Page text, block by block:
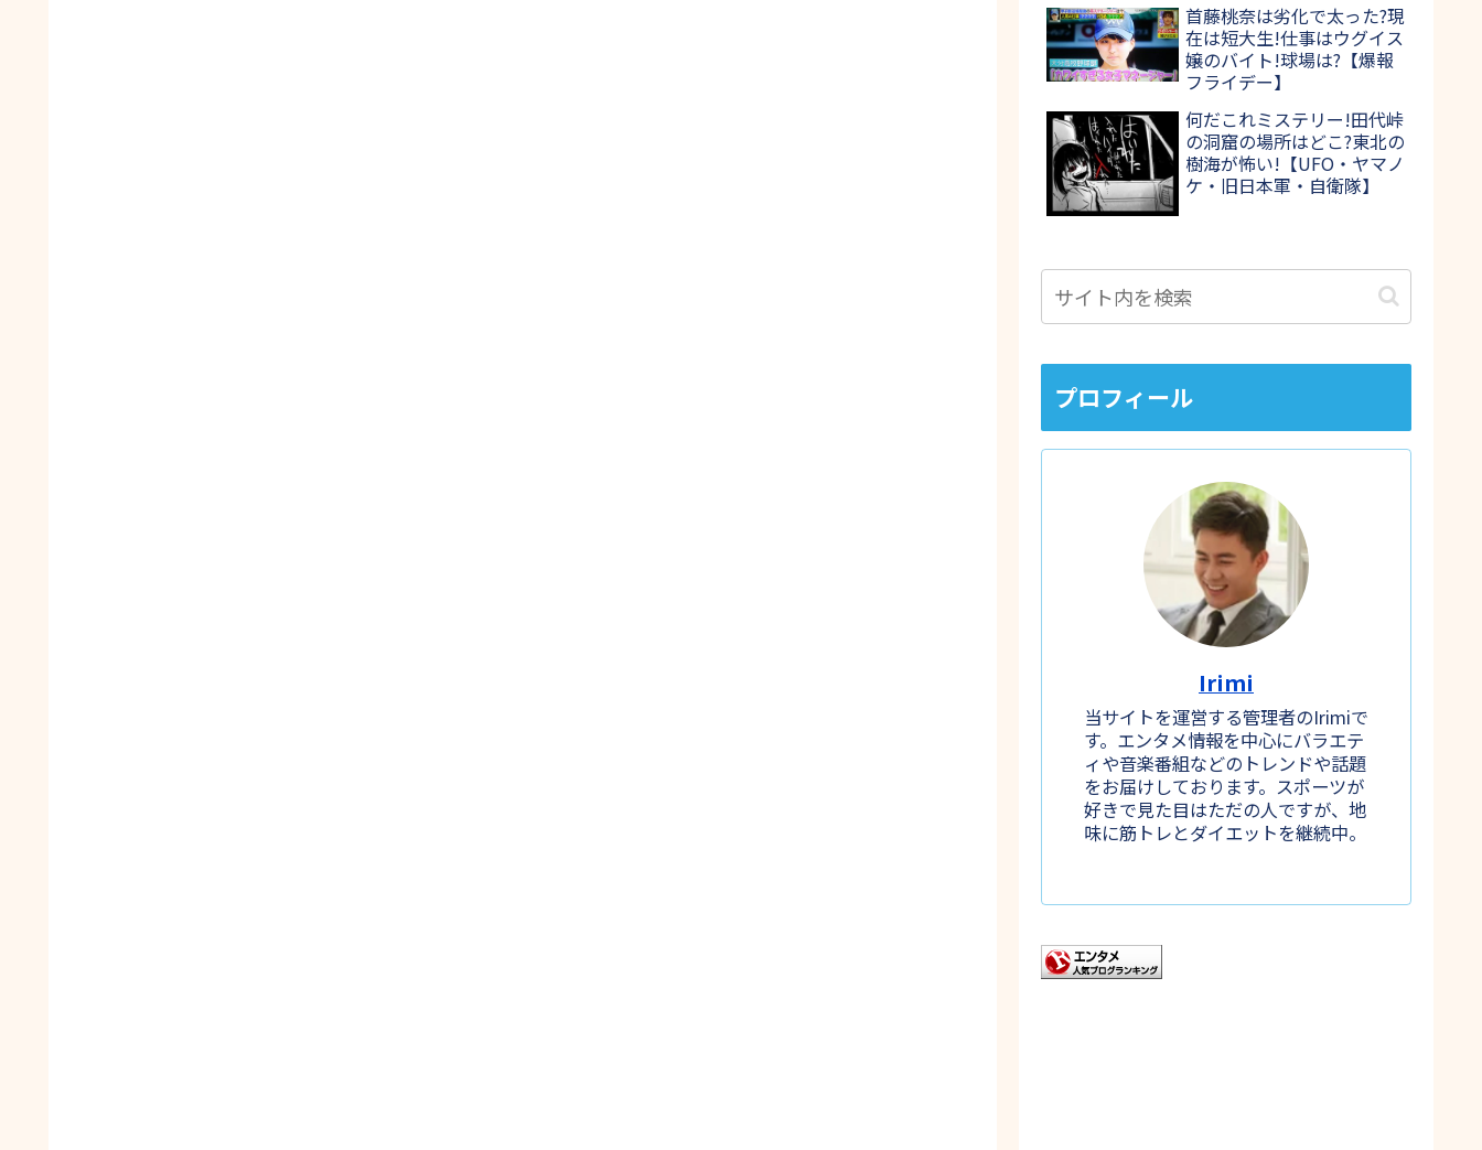
首藤桃奈は劣化で太った?現
在は短大生!仕事はウグイス
嬢のバイト!球場は?【爆報
フライデー】
何だこれミステリー!田代峠
の洞窟の場所はどこ?東北の
樹海が怖い!【UFO・ヤマノ
ケ・旧日本軍・自衛隊】
プロフィール
Irimi
当サイトを運営する管理者のIrimiで
す。エンタメ情報を中心にバラエテ
ィや音楽番組などのトレンドや話題
をお届けしております。スポーツが
好きで見た目はただの人ですが、地
味に筋トレとダイエットを継続中。